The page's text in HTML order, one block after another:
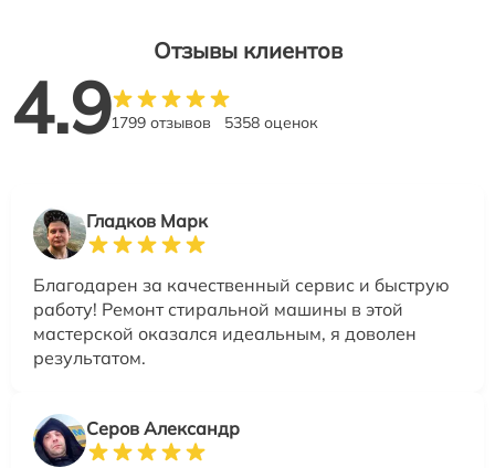
Отзывы клиентов
4.91799 отзывов 5358 оценок
Гладков Марк
Благодарен за качественный сервис и быструю
работу! Ремонт стиральной машины в этой
мастерской оказался идеальным, я доволен
результатом.
Серов Александр